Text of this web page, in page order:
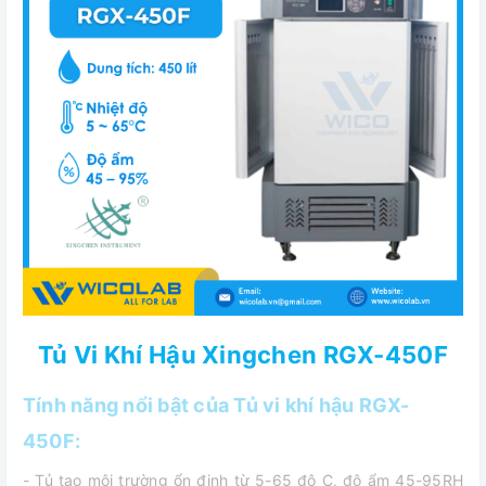
Tủ Vi Khí Hậu Xingchen RGX-450F
Tính năng nổi bật của Tủ vi khí hậu RGX-
450F:
- Tủ tạo môi trường ổn định từ 5-65 độ C, độ ẩm 45-95RH